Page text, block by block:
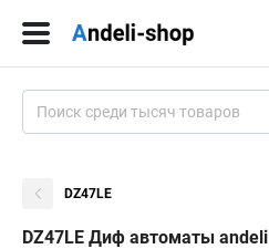
DZ47LE
DZ47LE Диф автоматы andeli